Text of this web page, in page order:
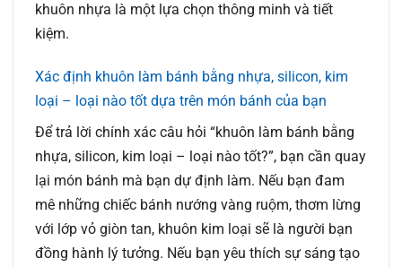
khuôn nhựa là một lựa chọn thông minh và tiết
kiệm.
Xác định khuôn làm bánh bằng nhựa, silicon, kim
loại – loại nào tốt dựa trên món bánh của bạn
Để trả lời chính xác câu hỏi “khuôn làm bánh bằng
nhựa, silicon, kim loại – loại nào tốt?”, bạn cần quay
lại món bánh mà bạn dự định làm. Nếu bạn đam
mê những chiếc bánh nướng vàng ruộm, thơm lừng
với lớp vỏ giòn tan, khuôn kim loại sẽ là người bạn
đồng hành lý tưởng. Nếu bạn yêu thích sự sáng tạo